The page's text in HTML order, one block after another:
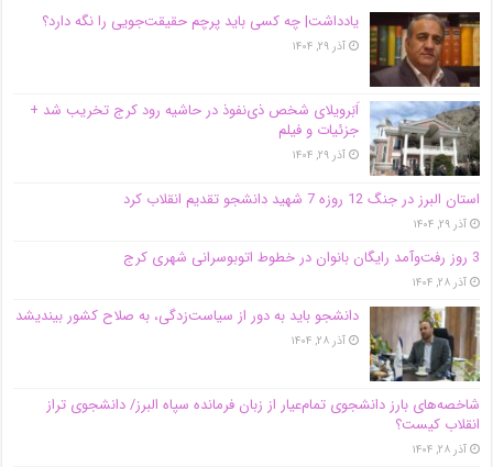
یادداشت| ‌چه کسی باید پرچم حقیقت‌جویی را نگه دارد؟
آذر ۲۹, ۱۴۰۴
اَبَر‌ویلای شخص ذی‌نفوذ در حاشیه‌ رود کرج تخریب شد +
جزئیات و فیلم
آذر ۲۹, ۱۴۰۴
استان البرز در جنگ 12 روزه 7 شهید دانشجو تقدیم انقلاب کرد
آذر ۲۹, ۱۴۰۴
3 روز رفت‌وآمد رایگان بانوان در خطوط اتوبوسرانی شهری کرج
آذر ۲۸, ۱۴۰۴
دانشجو باید به دور از سیاست‌زدگی، به صلاح کشور بیندیشد
آذر ۲۸, ۱۴۰۴
شاخصه‌های بارز دانشجوی تمام‌عیار از زبان فرمانده سپاه البرز/ دانشجوی تراز
انقلاب کیست؟
آذر ۲۸, ۱۴۰۴